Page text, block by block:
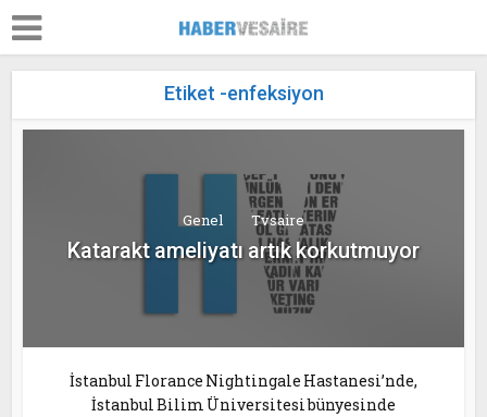
Etiket -enfeksiyon
Genel Tvsaire
Katarakt ameliyatı artık korkutmuyor
İstanbul Florance Nightingale Hastanesi’nde,
İstanbul Bilim Üniversitesi bünyesinde